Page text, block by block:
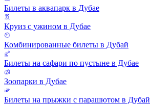
Билеты в аквапарк в Дубае
Круиз с ужином в Дубае
Комбинированные билеты в Дубай
Билеты на сафари по пустыне в Дубае
Зоопарки в Дубае
Билеты на прыжки с парашютом в Дубай